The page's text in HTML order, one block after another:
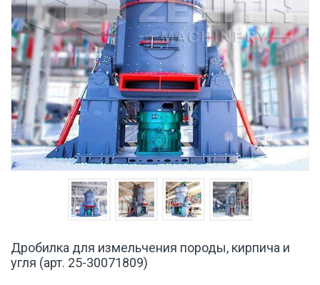
Дробилка для измельчения породы, кирпича и
угля (арт. 25-30071809)